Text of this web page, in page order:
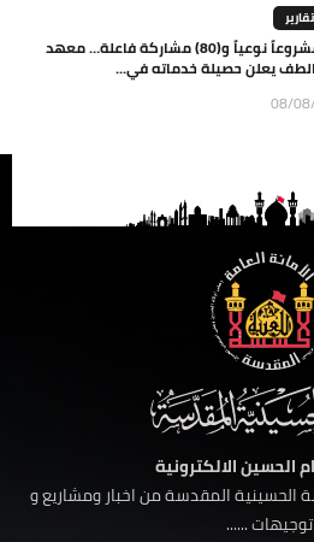
بـ(18) مشروعاً نوعياً و(80) مشاركة فاعلة… معهد
الطف يعلن حصيلة خدماته في...
08/
الحسين الالكترونية
الحسينية المقدسة من اخبار ومشاريع و
توجيهات ......